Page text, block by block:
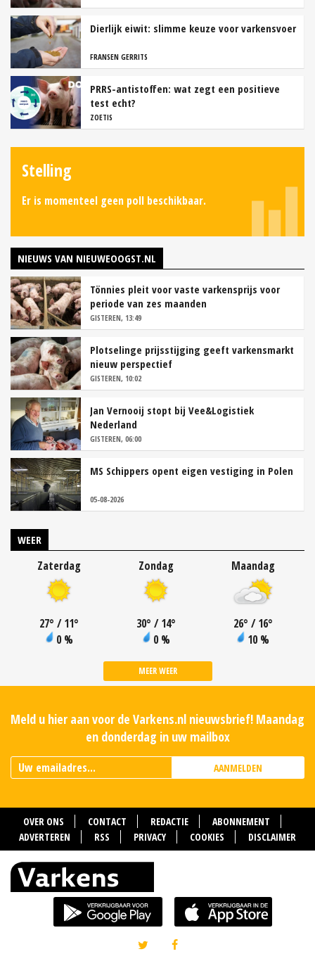
Dierlijk eiwit: slimme keuze voor varkensvoer
FRANSEN GERRITS
PRRS-antistoffen: wat zegt een positieve
test echt?
ZOETIS
Stelling
Er is momenteel geen poll beschikbaar.
NIEUWS VAN NIEUWEOOGST.NL
Tönnies pleit voor vaste varkensprijs voor
periode van zes maanden
GISTEREN, 13:49
Plotselinge prijsstijging geeft varkensmarkt
nieuw perspectief
GISTEREN, 10:02
Jan Vernooij stopt bij Vee&Logistiek
Nederland
GISTEREN, 06:00
MS Schippers opent eigen vestiging in Polen
05-08-2026
WEER
Zaterdag
27° / 11°
0 %
Zondag
30° / 14°
0 %
Maandag
26° / 16°
10 %
MEER WEER
Meld u hier aan voor de Varkens.nl nieuwsbrief! Maandag
en donderdag in uw mailbox
AANMELDEN
OVER ONS CONTACT REDACTIE
ABONNEMENT
ADVERTEREN
RSS PRIVACY COOKIES DISCLAIMER